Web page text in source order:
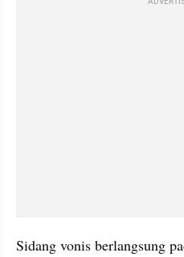
Sidang vonis berlangsung